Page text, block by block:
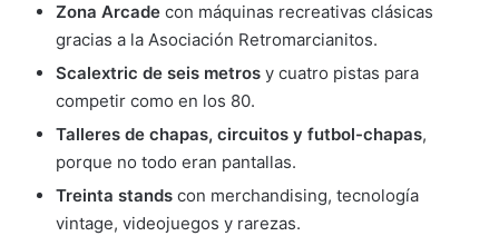
Zona Arcade con máquinas recreativas clásicas
gracias a la Asociación Retromarcianitos.
Scalextric de seis metros y cuatro pistas para
competir como en los 80.
Talleres de chapas, circuitos y futbol-chapas,
porque no todo eran pantallas.
Treinta stands con merchandising, tecnología
vintage, videojuegos y rarezas.